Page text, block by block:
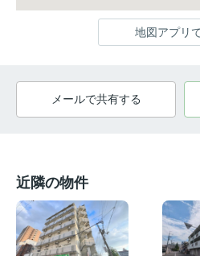
地図アプリ
メールで共有する
近隣の物件